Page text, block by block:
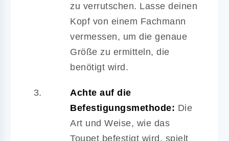
zu verrutschen. Lasse deinen
Kopf von einem Fachmann
vermessen, um die genaue
Größe zu ermitteln, die
benötigt wird.
Achte auf die
Befestigungsmethode: Die
Art und Weise, wie das
Toupet befestigt wird, spielt